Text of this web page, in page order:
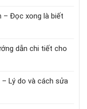
– Đọc xong là biết
dẫn chi tiết cho
Lý do và cách sửa